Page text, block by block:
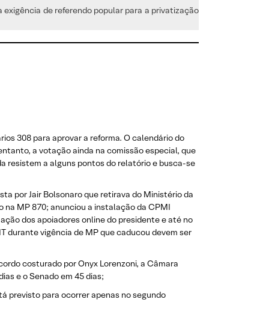
exigência de referendo popular para a privatização
308 para aprovar a reforma. O calendário do
a votação ainda na comissão especial, que
resistem a alguns pontos do relatório e busca-se
por Jair Bolsonaro que retirava do Ministério da
MP 870; anunciou a instalação da CPMI
dos apoiadores online do presidente e até no
durante vigência de MP que caducou devem ser
costurado por Onyx Lorenzoni, a Câmara
e o Senado em 45 dias;
previsto para ocorrer apenas no segundo